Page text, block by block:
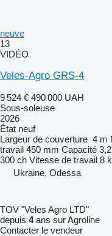
neuve
13
VIDÉO
Veles-Agro GRS-4
9 524 € 490 000 UAH
Sous-soleuse
2026
État neuf
Largeur de couverture 4 m
travail 450 mm Capacité
300 ch Vitesse de travail 8
Ukraine, Odessa
TOV "Veles Agro LTD"
depuis 4ans sur Agroline
Contacter le vendeur